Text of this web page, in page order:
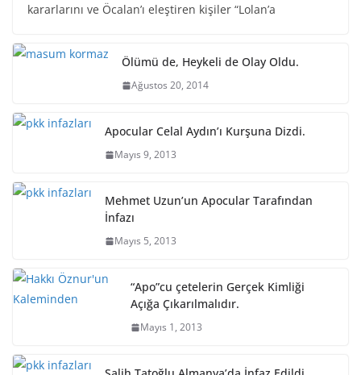
kararlarını ve Öcalan’ı eleştiren kişiler “Lolan’a
Ölümü de, Heykeli de Olay Oldu.
Ağustos 20, 2014
Apocular Celal Aydın’ı Kurşuna Dizdi.
Mayıs 9, 2013
Mehmet Uzun’un Apocular Tarafından
İnfazı
Mayıs 5, 2013
“Apo”cu çetelerin Gerçek Kimliği
Açığa Çıkarılmalıdır.
Mayıs 1, 2013